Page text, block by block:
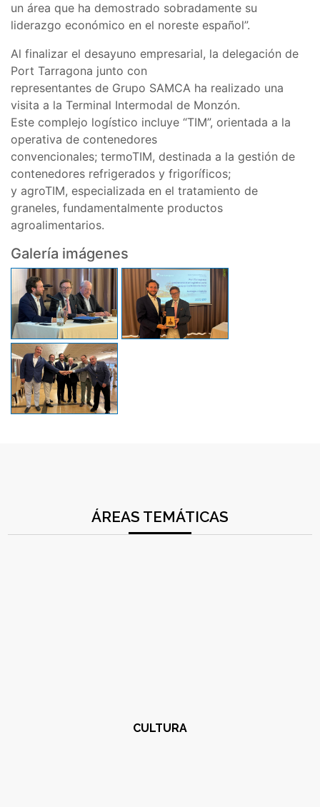
un área que ha demostrado sobradamente su
liderazgo económico en el noreste español”.
Al finalizar el desayuno empresarial, la delegación de
Port Tarragona junto con
representantes de Grupo SAMCA ha realizado una
visita a la Terminal Intermodal de Monzón.
Este complejo logístico incluye “TIM”, orientada a la
operativa de contenedores
convencionales; termoTIM, destinada a la gestión de
contenedores refrigerados y frigoríficos;
y agroTIM, especializada en el tratamiento de
graneles, fundamentalmente productos
agroalimentarios.
Galería imágenes
ÁREAS TEMÁTICAS
CULTURA